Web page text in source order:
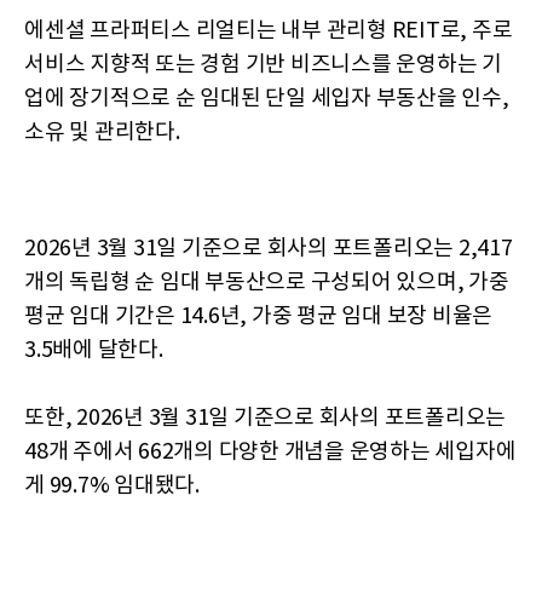
에센셜 프라퍼티스 리얼티는 내부 관리형 REIT로, 주로
서비스 지향적 또는 경험 기반 비즈니스를 운영하는 기
업에 장기적으로 순 임대된 단일 세입자 부동산을 인수,
소유 및 관리한다.
2026년 3월 31일 기준으로 회사의 포트폴리오는 2,417
개의 독립형 순 임대 부동산으로 구성되어 있으며, 가중
평균 임대 기간은 14.6년, 가중 평균 임대 보장 비율은
3.5배에 달한다.
또한, 2026년 3월 31일 기준으로 회사의 포트폴리오는
48개 주에서 662개의 다양한 개념을 운영하는 세입자에
게 99.7% 임대됐다.